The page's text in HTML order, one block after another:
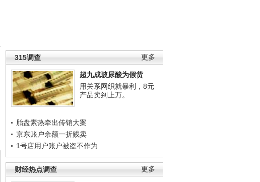
更多
315调查
超九成玻尿酸为假货
用关系网织就暴利，8元
产品卖到上万。
胎盘素热牵出传销大案
京东账户余额一折贱卖
1号店用户账户被盗不作为
更多
财经热点调查